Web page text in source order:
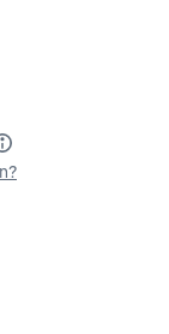
Räckvidd enligt WLTP